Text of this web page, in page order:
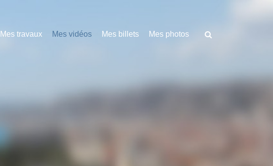
Mes travaux Mes vidéos Mes billets Mes photos